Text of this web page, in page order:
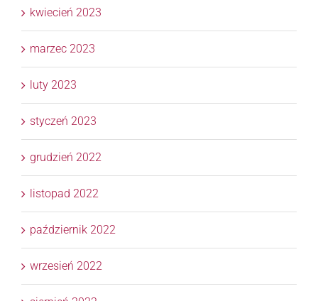
kwiecień 2023
marzec 2023
luty 2023
styczeń 2023
grudzień 2022
listopad 2022
październik 2022
wrzesień 2022